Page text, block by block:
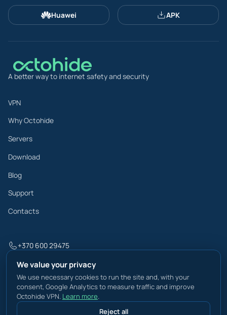
Huawei APK
A better way to internet safety and security
VPN
Why Octohide
Servers
Download
Blog
Support
Contacts
+370 600 29475
We value your privacy
We use necessary cookies to run the site and, with your
consent, Google Analytics to measure traffic and improve
Octohide VPN. Learn more.
Reject all